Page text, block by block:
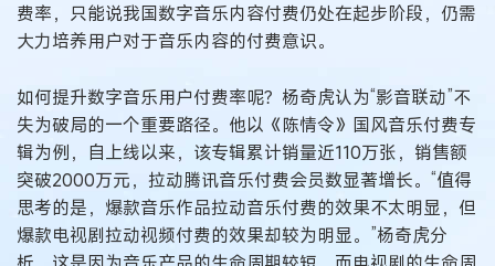
费率，只能说我国数字音乐内容付费仍处在起步阶段，仍需
大力培养用户对于音乐内容的付费意识。
如何提升数字音乐用户付费率呢？杨奇虎认为“影音联动”不
失为破局的一个重要路径。他以《陈情令》国风音乐付费专
辑为例，自上线以来，该专辑累计销量近110万张，销售额
突破2000万元，拉动腾讯音乐付费会员数显著增长。“值得
思考的是，爆款音乐作品拉动音乐付费的效果不太明显，但
爆款电视剧拉动视频付费的效果却较为明显。”杨奇虎分